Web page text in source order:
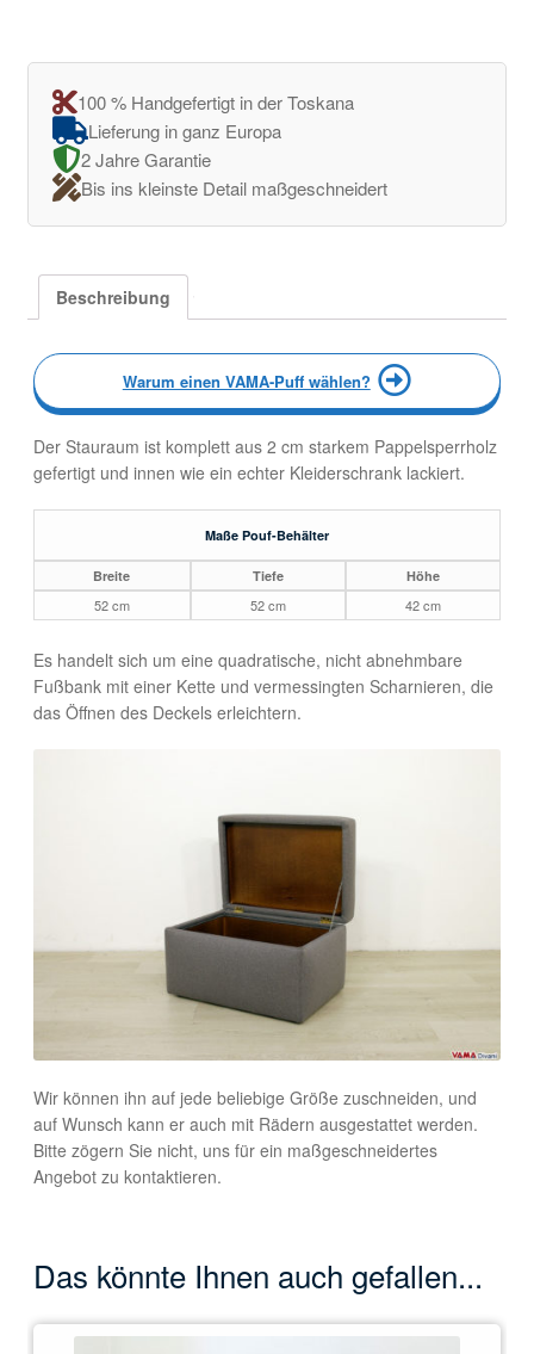
100 % Handgefertigt in der Toskana
Lieferung in ganz Europa
2 Jahre Garantie
Bis ins kleinste Detail maßgeschneidert
Beschreibung
Warum einen VAMA-Puff wählen?
Der Stauraum ist komplett aus 2 cm starkem Pappelsperrholz
gefertigt und innen wie ein echter Kleiderschrank lackiert.
Maße Pouf-Behälter
Breite Tiefe Höhe
52 cm 52 cm 42 cm
Es handelt sich um eine quadratische, nicht abnehmbare
Fußbank mit einer Kette und vermessingten Scharnieren, die
das Öffnen des Deckels erleichtern.
Wir können ihn auf jede beliebige Größe zuschneiden, und
auf Wunsch kann er auch mit Rädern ausgestattet werden.
Bitte zögern Sie nicht, uns für ein maßgeschneidertes
Angebot zu kontaktieren.
Das könnte Ihnen auch gefallen...